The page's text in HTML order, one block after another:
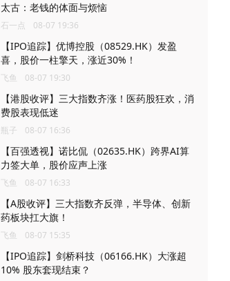
太古：老钱的体面与烦恼
石一点 08-07 19:36
【IPO追踪】优博控股（08529.HK）发盈
喜，股价一柱擎天，涨近30%！
飞鱼 08-07 19:30
【港股收评】三大指数齐涨！医药股狂欢，消
费股表现低迷
瓶子 08-07 16:36
【百强透视】诺比侃（02635.HK）跨界AI算
力签大单，股价应声上涨
飞鱼 08-07 16:33
【A股收评】三大指数齐反弹，半导体、创新
药板块扛大旗！
飞鱼 08-07 15:35
【IPO追踪】剑桥科技（06166.HK）大涨超
10% 股东套现结束？